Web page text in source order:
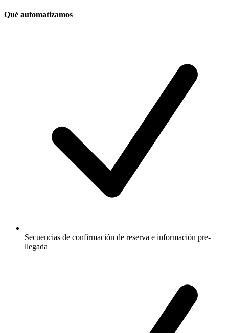
Qué automatizamos
Secuencias de confirmación de reserva e información pre-
llegada